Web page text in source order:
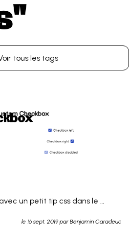
tous les tags
un petit tip css dans le
le 16 sept. 2019par Benjamin Caradeuc